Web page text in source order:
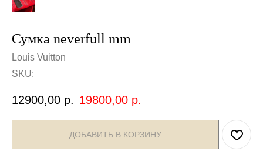
Сумка neverfull mm
Louis Vuitton
SKU:
12900,00 р. 19800,00 р.
ДОБАВИТЬ В КОРЗИНУ